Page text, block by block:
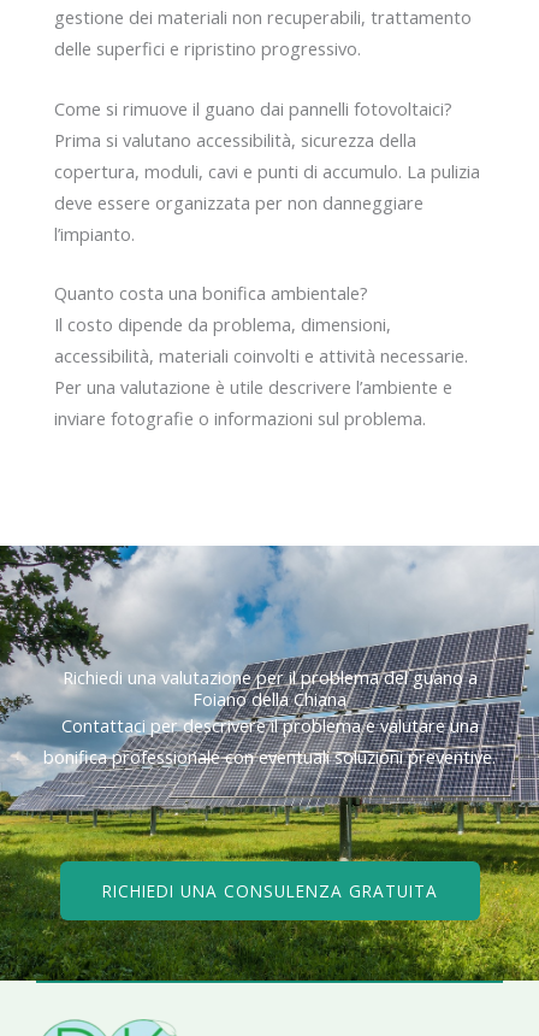
gestione dei materiali non recuperabili, trattamento
delle superfici e ripristino progressivo.
Come si rimuove il guano dai pannelli fotovoltaici?
Prima si valutano accessibilità, sicurezza della
copertura, moduli, cavi e punti di accumulo. La pulizia
deve essere organizzata per non danneggiare
l’impianto.
Quanto costa una bonifica ambientale?
Il costo dipende da problema, dimensioni,
accessibilità, materiali coinvolti e attività necessarie.
Per una valutazione è utile descrivere l’ambiente e
inviare fotografie o informazioni sul problema.
Richiedi una valutazione per il problema del guano a
Foiano della Chiana
Contattaci per descrivere il problema e valutare una
bonifica professionale con eventuali soluzioni preventive.
RICHIEDI UNA CONSULENZA GRATUITA